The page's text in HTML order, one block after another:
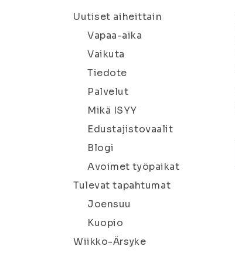
Uutiset aiheittain
Vapaa-aika
Vaikuta
Tiedote
Palvelut
Mikä ISYY
Edustajistovaalit
Blogi
Avoimet työpaikat
Tulevat tapahtumat
Joensuu
Kuopio
Wiikko-Ärsyke